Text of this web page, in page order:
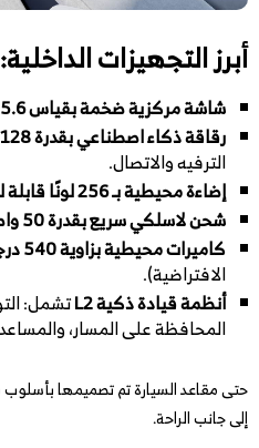
أبرز التجهيزات الداخلية:
شاشة مركزية ضخمة بقياس 15.6 إنش
رقاقة ذكاء اصطناعي بقدرة 128 TOPS
الترفيه والاتصال.
إضاءة محيطية بـ 256 لونًا قابلة للتخصيص
شحن لاسلكي سريع بقدرة 50 واط
كاميرات محيطية بزاوية 540 درجة
الافتراضية).
أنظمة قيادة ذكية L2
تشمل:
المحافظة على المسار،
حتى مقاعد السيارة تم تصميمها
إلى جانب الراحة.